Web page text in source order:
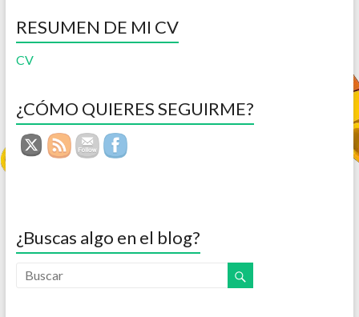
RESUMEN DE MI CV
CV
¿CÓMO QUIERES SEGUIRME?
¿Buscas algo en el blog?